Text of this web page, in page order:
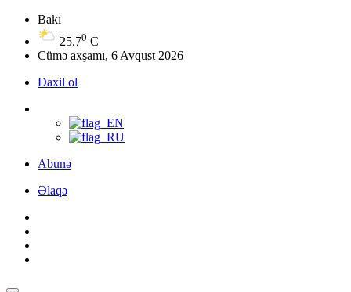
Bakı
25.70 C
Cümə axşamı, 6 Avqust 2026
Daxil ol
Abunə
Əlaqə